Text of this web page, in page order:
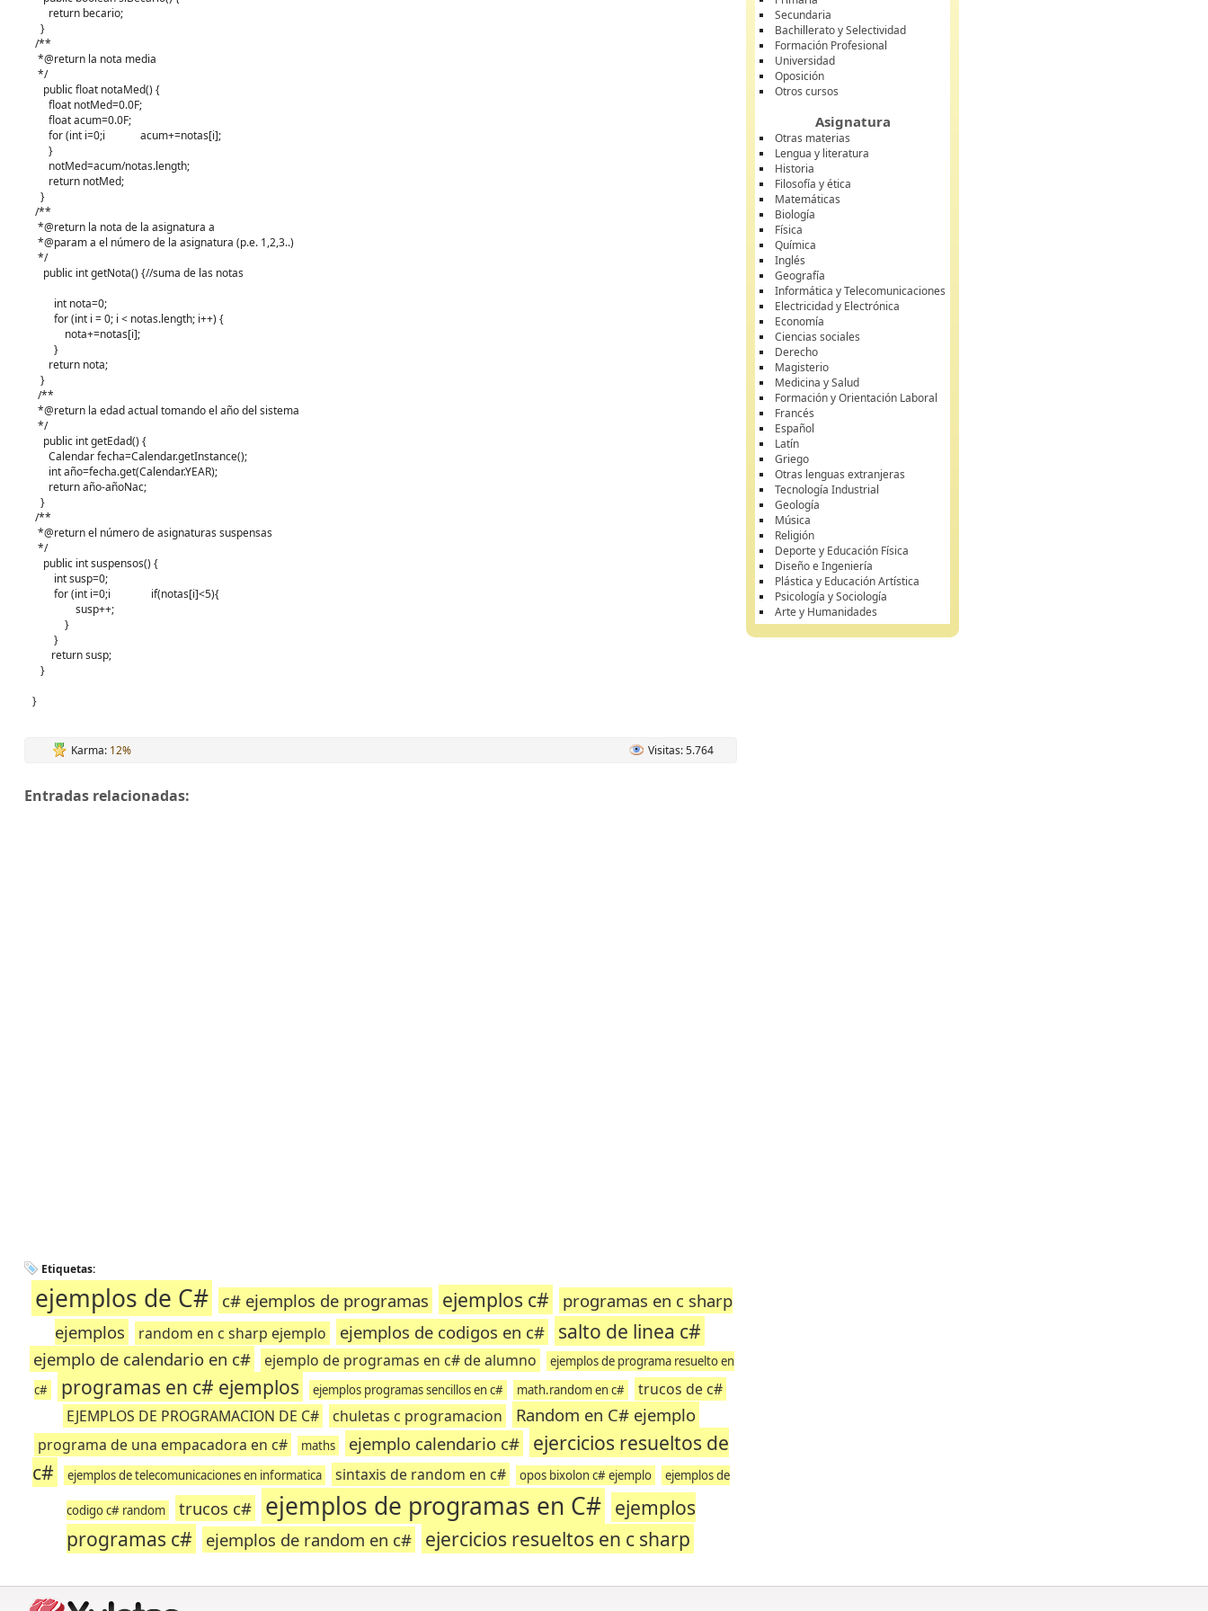
return becario;
}
/**
*@return la nota media
*/
public float notaMed() {
float notMed=0.0F;
float acum=0.0F;
for (int i=0;i acum+=notas[i];
}
notMed=acum/notas.length;
return notMed;
}
/**
*@return la nota de la asignatura a
*@param a el número de la asignatura (p.e. 1,2,3..)
*/
public int getNota() {//suma de las notas
int nota=0;
for (int i = 0; i < notas.length; i++) {
nota+=notas[i];
}
return nota;
}
/**
*@return la edad actual tomando el año del sistema
*/
public int getEdad() {
Calendar fecha=Calendar.getInstance();
int año=fecha.get(Calendar.YEAR);
return año-añoNac;
}
/**
*@return el número de asignaturas suspensas
*/
public int suspensos() {
int susp=0;
for (int i=0;i if(notas[i]<5){
susp++;
}
}
return susp;
}
}
Karma: 12% Visitas: 5.764
Entradas relacionadas:
Etiquetas:
ejemplos de C# c# ejemplos de programas ejemplos c#
programas en c sharp
ejemplos
random en c sharp ejemplo ejemplos de codigos en c# salto de linea c#
ejemplo de calendario en c# ejemplo de programas en c# de alumno
ejemplos de programa resuelto en
c#
programas en c# ejemplos ejemplos programas sencillos en c# math.random en c#
trucos de c#
EJEMPLOS DE PROGRAMACION DE C#
chuletas c programacion Random en C# ejemplo
programa de una empacadora en c# maths ejemplo calendario c#
ejercicios resueltos de
c#
ejemplos de telecomunicaciones en informatica sintaxis de random en c# opos bixolon c# ejemplo ejemplos de
codigo c# random trucos c# ejemplos de programas en C# ejemplos
programas c#
ejemplos de random en c# ejercicios resueltos en c sharp
Secundaria
Bachillerato y Selectividad
Formación Profesional
Universidad
Oposición
Otros cursos
Asignatura
Otras materias
Lengua y literatura
Historia
Filosofía y ética
Matemáticas
Biología
Física
Química
Inglés
Geografía
Informática y Telecomunicaciones
Electricidad y Electrónica
Economía
Ciencias sociales
Derecho
Magisterio
Medicina y Salud
Formación y Orientación Laboral
Francés
Español
Latín
Griego
Otras lenguas extranjeras
Tecnología Industrial
Geología
Música
Religión
Deporte y Educación Física
Diseño e Ingeniería
Plástica y Educación Artística
Psicología y Sociología
Arte y Humanidades